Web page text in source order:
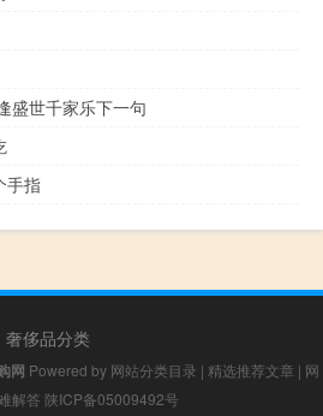
盛世千家乐下一句
手指
奢侈品分类
网 Powered by 网站分类目录 | 精选推荐文章 | 网
解答 陕ICP备05009492号